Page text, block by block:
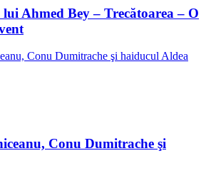
Ahmed Bey – Trecătoarea – O
Conu Dumitrache şi